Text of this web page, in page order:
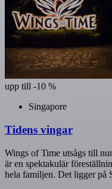
upp till -10 %
Singapore
Tidens vingar
Wings of Time utsågs till
är en spektakulär
hela familjen. Det ligger på